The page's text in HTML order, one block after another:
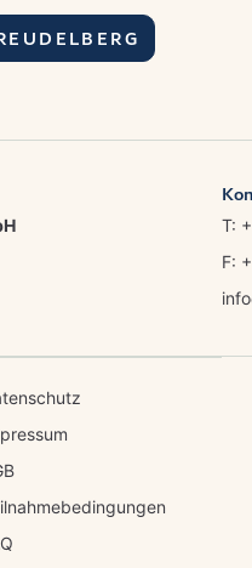
T:
F: